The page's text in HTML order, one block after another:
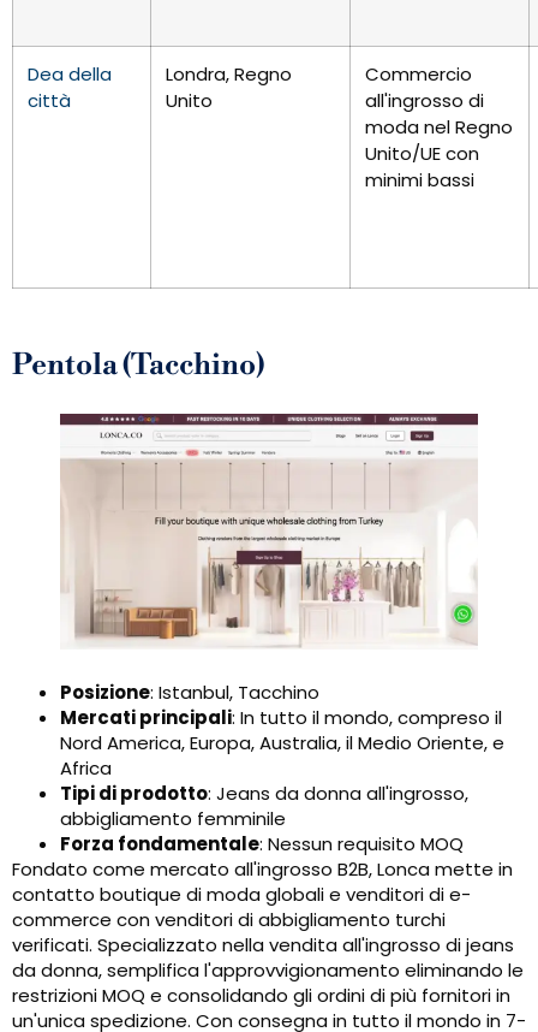
Dea della
città
Londra, Regno
Unito
Commercio
all'ingrosso di
moda nel Regno
Unito/UE con
minimi bassi
Pentola (Tacchino)
Posizione: Istanbul, Tacchino
Mercati principali: In tutto il mondo, compreso il
Nord America, Europa, Australia, il Medio Oriente, e
Africa
Tipi di prodotto: Jeans da donna all'ingrosso,
abbigliamento femminile
Forza fondamentale: Nessun requisito MOQ
Fondato come mercato all'ingrosso B2B, Lonca mette in
contatto boutique di moda globali e venditori di e-
commerce con venditori di abbigliamento turchi
verificati. Specializzato nella vendita all'ingrosso di jeans
da donna, semplifica l'approvvigionamento eliminando le
restrizioni MOQ e consolidando gli ordini di più fornitori in
un'unica spedizione. Con consegna in tutto il mondo in 7-